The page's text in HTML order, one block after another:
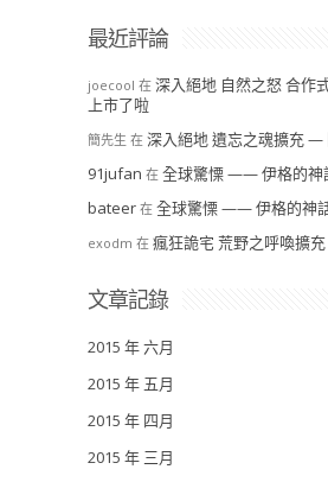
最近評論
joecool 在 深入絕地 自然之怒 合作
上市了啦
簡先生 在 深入絕地 遺忘之魂擴充 —
91jufan 在 全球驚慄 —— 伊格的神
bateer 在 全球驚慄 —— 伊格的神
exodm 在 瘋狂詭宅 荒野之呼喚擴充
文章記錄
2015 年 六月
2015 年 五月
2015 年 四月
2015 年 三月